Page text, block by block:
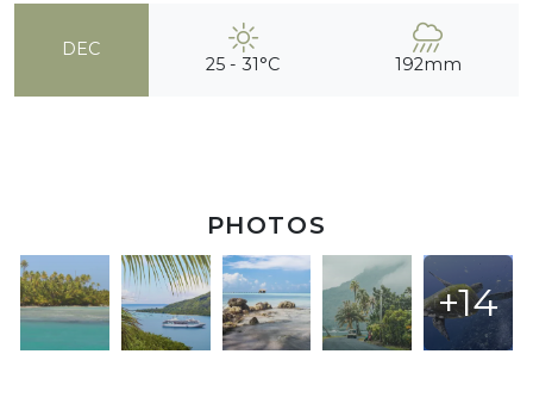
DEC
25 - 31°C 192mm
PHOTOS
+14